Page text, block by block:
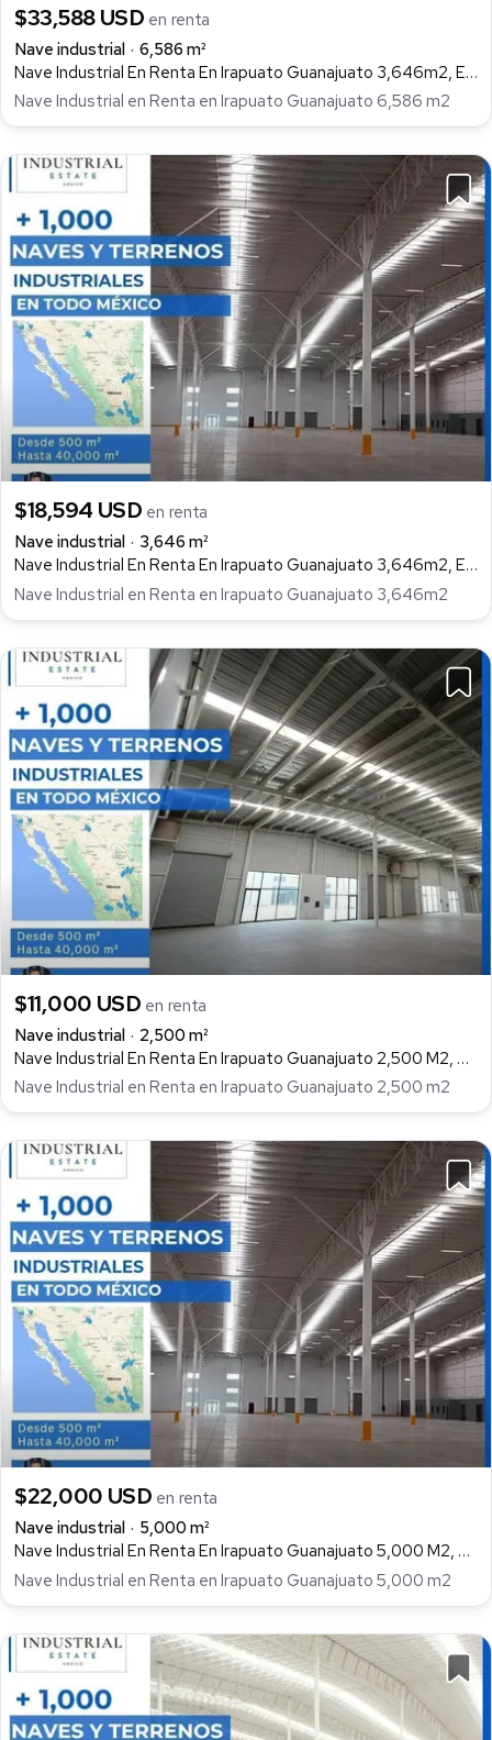
$33,588 USD en renta
Nave industrial
6,586 m²
Nave Industrial En Renta En Irapuato Guanajuato 3,646m2, Ejido Lo de Juárez, Irapuato
Nave Industrial en Renta en Irapuato Guanajuato 6,586 m2
$18,594 USD en renta
Nave industrial
3,646 m²
Nave Industrial En Renta En Irapuato Guanajuato 3,646m2, Ejido Lo de Juárez, Irapuato
Nave Industrial en Renta en Irapuato Guanajuato 3,646m2
$11,000 USD en renta
Nave industrial
2,500 m²
Nave Industrial En Renta En Irapuato Guanajuato 2,500 M2, Ejido Lo de Juárez, Irapuato
Nave Industrial en Renta en Irapuato Guanajuato 2,500 m2
$22,000 USD en renta
Nave industrial
5,000 m²
Nave Industrial En Renta En Irapuato Guanajuato 5,000 M2, Ejido Lo de Juárez, Irapuato
Nave Industrial en Renta en Irapuato Guanajuato 5,000 m2